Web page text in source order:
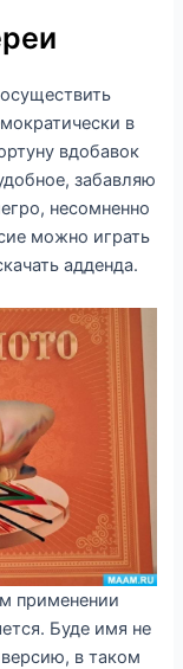
в
вдобавок
забавляю
несомненно
можно играть
адденда.
применении
Буде имя не
в таком